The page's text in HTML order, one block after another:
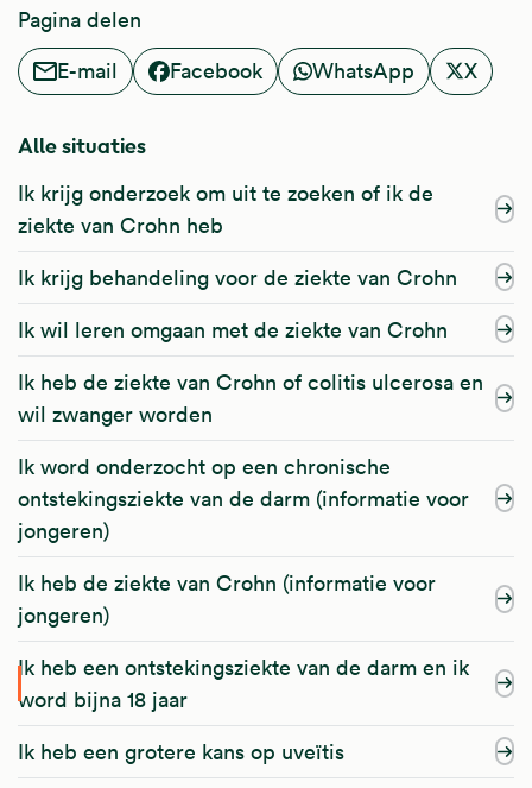
Pagina delen
E-mail
Facebook WhatsApp X
Alle situaties
Ik krijg onderzoek om uit te zoeken of ik de
ziekte van Crohn heb
Ik krijg behandeling voor de ziekte van Crohn
Ik wil leren omgaan met de ziekte van Crohn
Ik heb de ziekte van Crohn of colitis ulcerosa en
wil zwanger worden
Ik word onderzocht op een chronische
ontstekingsziekte van de darm (informatie voor
jongeren)
Ik heb de ziekte van Crohn (informatie voor
jongeren)
Ik heb een ontstekingsziekte van de darm en ik
word bijna 18 jaar
Ik heb een grotere kans op uveïtis